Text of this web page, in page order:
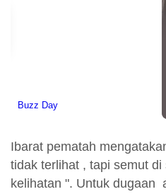
Ibarat pematah
tidak terlihat , tapi semut
kelihatan ". Untuk dugaan